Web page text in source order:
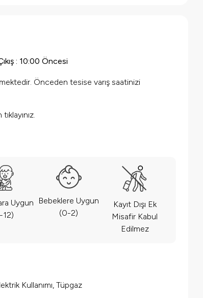
: 10:00 Öncesi
Önceden tesise varış saatinizi
tıklayınız.
Uygun
12)
Bebeklere Uygun
(0-2)
Kayıt Dışı Ek
Misafir Kabul
Edilmez
Kullanımı, Tüpgaz